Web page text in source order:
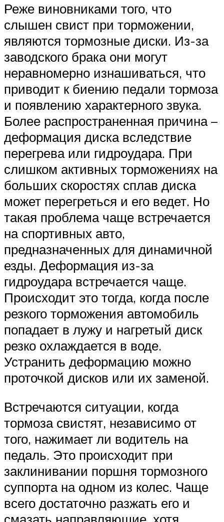
Реже виновниками того, что
слышен свист при торможении,
являются тормозные диски. Из-за
заводского брака они могут
неравномерно изнашиваться, что
приводит к биению педали тормоза
и появлению характерного звука.
Более распространенная причина –
деформация диска вследствие
перегрева или гидроудара. При
слишком активных торможениях на
больших скоростях сплав диска
может перегреться и его ведет. Но
такая проблема чаще встречается
на спортивных авто,
предназначенных для динамичной
езды. Деформация из-за
гидроудара встречается чаще.
Происходит это тогда, когда после
резкого торможения автомобиль
попадает в лужу и нагретый диск
резко охлаждается в воде.
Устранить деформацию можно
проточкой дисков или их заменой.
Встречаются ситуации, когда
тормоза свистят, независимо от
того, нажимает ли водитель на
педаль. Это происходит при
заклинивании поршня тормозного
суппорта на одном из колес. Чаще
всего достаточно разжать его и